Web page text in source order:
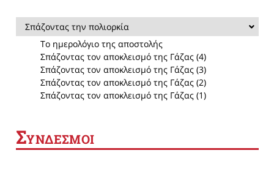
Σπάζοντας την πολιορκία
Το ημερολόγιο της αποστολής
Σπάζοντας τον αποκλεισμό της Γάζας (4)
Σπάζοντας τον αποκλεισμό της Γάζας (3)
Σπάζοντας τον αποκλεισμό της Γάζας (2)
Σπάζοντας τον αποκλεισμό της Γάζας (1)
ΣΥΝΔΕΣΜΟΙ